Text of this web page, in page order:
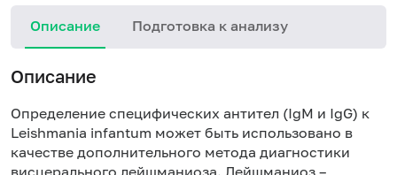
Описание Подготовка к анализу
Описание
Определение специфических антител (IgM и IgG) к
Leishmania infantum может быть использовано в
качестве дополнительного метода диагностики
висцерального лейшманиоза. Лейшманиоз –